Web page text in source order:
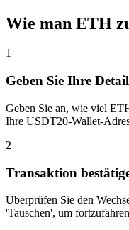
Wie man ETH
1
Geben Sie Ihre
Geben Sie an, wie viel
Ihre USDT20-Wallet-
2
Transaktion
Überprüfen Sie den
'Tauschen', um